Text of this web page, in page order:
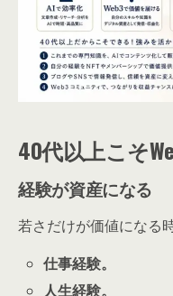
40代以上こそ
経験が資産になる
若さだけが価値になる
仕事経験。
人生経験。